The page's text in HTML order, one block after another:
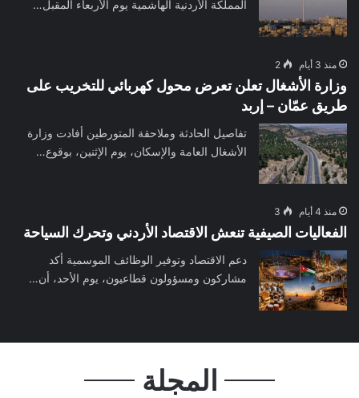
المملكة الأردنية الهاشمية يوم الأربعاء المقبل…
منذ 3 أيام 2
وزارة الأشغال تعلن تعرض محول كهربائي للتخريب على
طريق عمّان – إربد
تفاصيل الحادثة وملاحقة المتورطين أفادت وزارة
الأشغال العامة والإسكان، يوم الإثنين، بوقوع…
منذ 4 أيام 3
الفعاليات الصيفية تنعش الاقتصاد الأردني وتحرك السياحة
دعم الاقتصاد وتوفير الوظائف الموسمية أكد
مشاركون ومسؤولون قطاعيون، يوم الأحد، أن…
المجلة